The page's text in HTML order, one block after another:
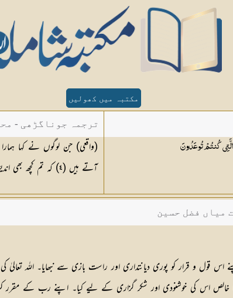
مکتبہ میں کھولیں
الَّتِي كُنتُمْتُوعَدُونَ
ترجمہ جوناگڑھی -
(واقعی) جن لوگوں نے کہا
آتے ہیں (٤) کہ تم کچھ بھی
میاں فضل حسین
اس قول و قرار کو پوری دیانتداری اور راست بازی سے نبھایا۔ اللہ
اس کی خوشنودی اور شکر گزاری کے لیے کیا۔ اپنے رب کے مقرر